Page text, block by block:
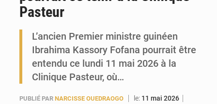
Pasteur
L’ancien Premier ministre guinéen
Ibrahima Kassory Fofana pourrait être
entendu ce lundi 11 mai 2026 à la
Clinique Pasteur, où…
PUBLIÉ PAR NARCISSE OUEDRAOGO le: 11 mai 2026